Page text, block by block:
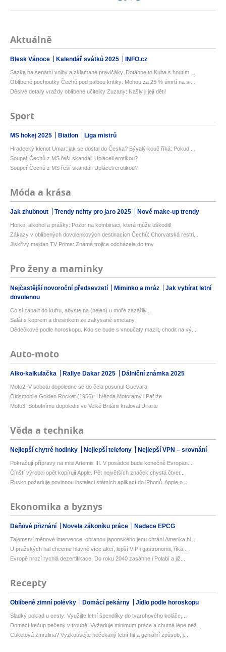
Aktuálně
Blesk Vánoce Kalendář svátků 2025 INFO.cz
Sázka na senátní volby a zklamané pravičáky. Dotáhne to Kuba s hnutím ...
Oblíbené pochoutky Čechů pod palbou kritiky: Mohou za 25 % úmrtí na sr...
Děsivé detaily vraždy oblíbené učitelky Zuzany: Našly ji její děti!
Sport
MS hokej 2025 Biatlon Liga mistrů
Hradecký klenot Umar: jak se dostal do Česka? Bývalý kouč říká: Pokud ...
Soupeř Čechů z MS řeší skandál: Upláceli erotikou?
Soupeř Čechů z MS řeší skandál: Upláceli erotikou?
Móda a krása
Jak zhubnout Trendy nehty pro jaro 2025 Nové make-up trendy
Horko, alkohol a prášky: Pozor na kombinaci, která může uškodit!
Zákazy v oblíbených dovolenkových destinacích Čechů: Chorvatská restri...
Jiskřivý mejdan TV Prima: Známá trojice odcházela do tmy
Pro ženy a maminky
Nejčastější novoroční předsevzetí Miminko a mráz
Jak vybírat letní
dovolenou
Co si zabalit do kufru, abyste na (nejen) u moře zazářily...
Salát s koprem a dresinkem ze zakysané smetany
Dědečkové podle horoskopu. Kdo se bude s vnoučaty mazlit, chodit na vý...
Auto-moto
Alko-kalkulačka Rallye Dakar 2025 Dálniční známka 2025
Moto2: V sobotu dopoledne se do čela posunul Guevara
Oldsmobile Golden Rocket (1956): Hvězda Motoramy i Paříže
Moto3: Sobotnímu dopoledni ve Velké Británii kraloval Uriarte
Věda a technika
Nejlepší chytré hodinky Nejlepší telefony Nejlepší VPN – srovnání
Pokračují přípravy na misi Artemis III. V posádce bude konečně Evropan...
Čínští výrobci opět kopírují Apple. Pět největších značek chystá čtver...
Rusko požaduje povinnou instalaci státních aplikací do iPhonů. Apple o...
Ekonomika a byznys
Daňové přiznání Novela zákoníku práce Nadace EPCG
Tajemství měnové intervence: obranou japonského jenu chrání Amerika hl...
U pražských hal chceme hlavně více akcí, lepší VIP i gastronomii, říká...
Evropě hrozí rychlá dezertifikace. Do roku 2040 zasáhne i Polabí a již...
Recepty
Oblíbené zimní polévky Domácí pekárny Jídlo podle horoskopu
Sladký poklad u cesty: Využijte letní špendlíky do tvarohového koláče,...
Domácí kečup pečený v troubě: Vyžaduje minimum práce a chutná lépe než...
Cuketová zmrzlina? Vyzkoušejte nečekaný letní hit a geniální způsob, j...